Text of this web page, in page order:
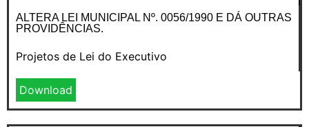
ALTERA LEI MUNICIPAL Nº. 0056/1990 E DÁ OUTRAS
PROVIDÊNCIAS.
Projetos de Lei do Executivo
Download